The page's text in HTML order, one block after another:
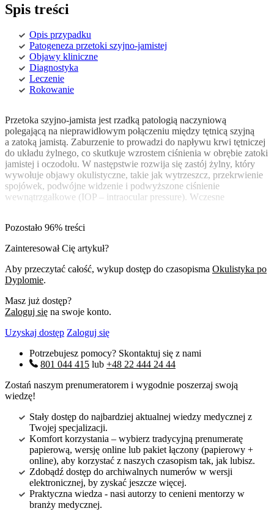
Spis treści
Opis przypadku
Patogeneza przetoki szyjno-jamistej
Objawy kliniczne
Diagnostyka
Leczenie
Rokowanie
Przetoka szyjno-jamista jest rzadką patologią naczyniową
polegającą na nieprawidłowym połączeniu między tętnicą szyjną
a zatoką jamistą. Zaburzenie to prowadzi do napływu krwi tętniczej
do układu żylnego, co skutkuje wzrostem ciś­nienia w obrębie zatoki
jamistej i oczodołu. W następstwie rozwija się zastój żylny, który
wywołuje objawy okulistyczne, takie jak wytrzeszcz, przekrwienie
spojówek, podwójne widzenie i podwyższone ciśnienie
wewnątrzgałkowe (IOP – intraocular pressure). Wczesne
Pozostało 96% treści
Zainteresował Cię artykuł?
Aby przeczytać całość, wykup dostęp do czasopisma Okulistyka po
Dyplomie.
Masz już dostęp?
Zaloguj się na swoje konto.
Uzyskaj dostęp Zaloguj się
Potrzebujesz pomocy? Skontaktuj się z nami
801 044 415 lub +48 22 444 24 44
Zostań naszym prenumeratorem i wygodnie poszerzaj swoją
wiedzę!
Stały dostęp do najbardziej aktualnej wiedzy medycznej z
Twojej specjalizacji.
Komfort korzystania – wybierz tradycyjną prenumeratę
papierową, wersję online lub pakiet łączony (papierowy +
online), aby korzystać z naszych czasopism tak, jak lubisz.
Zdobądź dostęp do archiwalnych numerów w wersji
elektronicznej, by zyskać jeszcze więcej.
Praktyczna wiedza - nasi autorzy to cenieni mentorzy w
branży medycznej.